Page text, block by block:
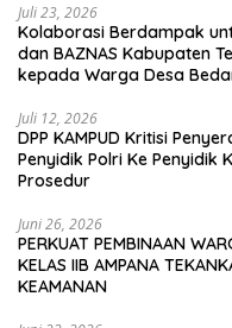
Juli 23, 2026
Kolaborasi Berdampak
dan BAZNAS Kabupaten
kepada Warga Desa
Juli 12, 2026
DPP KAMPUD Kritisi
Penyidik Polri Ke Penyidik
Prosedur
Juni 26, 2026
PERKUAT PEMBINAAN
KELAS IIB AMPANA
KEAMANAN